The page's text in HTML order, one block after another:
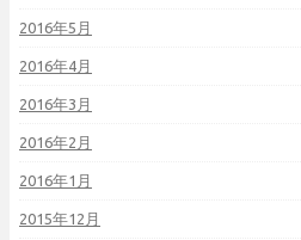
2016年5月
2016年4月
2016年3月
2016年2月
2016年1月
2015年12月